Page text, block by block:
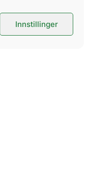
Innstillinger